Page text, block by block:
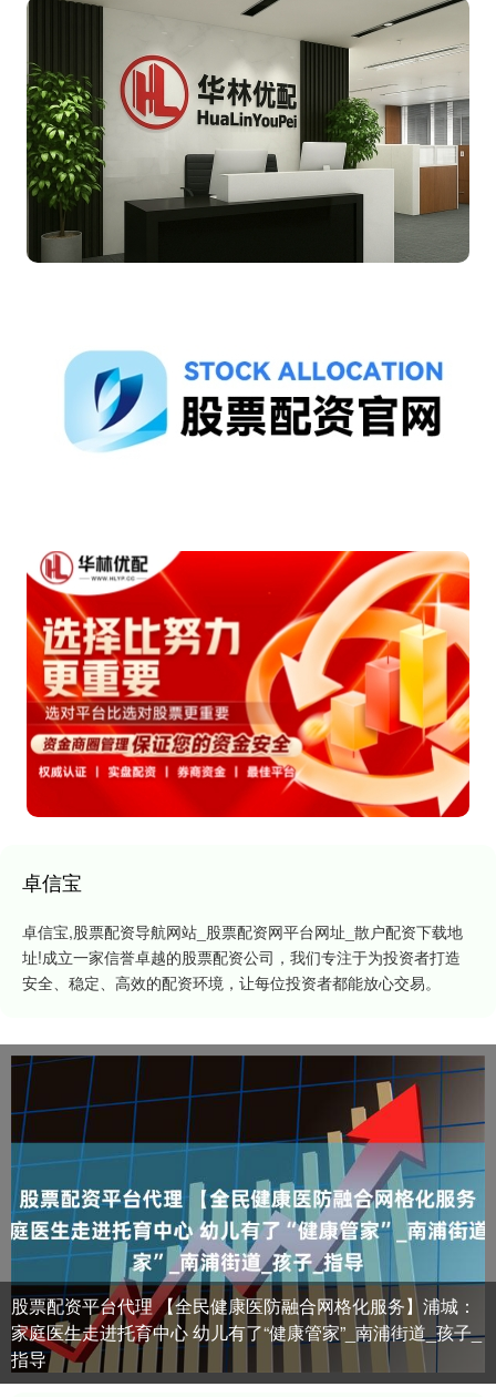
卓信宝
卓信宝,股票配资导航网站_股票配资网平台网址_散户配资下载地
址!成立一家信誉卓越的股票配资公司，我们专注于为投资者打造
安全、稳定、高效的配资环境，让每位投资者都能放心交易。
股票配资平台代理 【全民健康医防融合网格化服务】浦城：
家庭医生走进托育中心 幼儿有了“健康管家”_南浦街道_孩子_
指导